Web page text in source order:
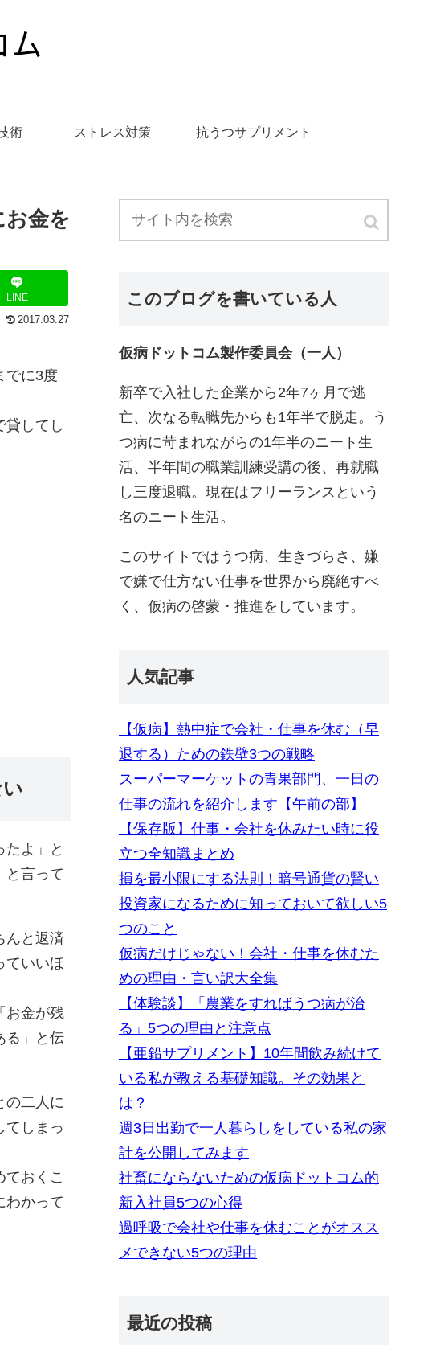
術 ストレス対策 抗うつサプリメント
お金を
LINE
2017.03.27
でに3度
してし
よ」と
と言って
んと返済
ていいほ
お金が残
る」と伝
の二人に
てしまっ
おくこ
わかって
このブログを書いている人
仮病ドットコム製作委員会（一人）
新卒で入社した企業から2年7ヶ月で逃
亡、次なる転職先からも1年半で脱走。う
つ病に苛まれながらの1年半のニート生
活、半年間の職業訓練受講の後、再就職
し三度退職。現在はフリーランスという
名のニート生活。
このサイトではうつ病、生きづらさ、嫌
で嫌で仕方ない仕事を世界から廃絶すべ
く、仮病の啓蒙・推進をしています。
人気記事
【仮病】熱中症で会社・仕事を休む（早
退する）ための鉄壁3つの戦略
スーパーマーケットの青果部門、一日の
仕事の流れを紹介します【午前の部】
【保存版】仕事・会社を休みたい時に役
立つ全知識まとめ
損を最小限にする法則！暗号通貨の賢い
投資家になるために知っておいて欲しい5
つのこと
仮病だけじゃない！会社・仕事を休むた
めの理由・言い訳大全集
【体験談】「農業をすればうつ病が治
る」5つの理由と注意点
【亜鉛サプリメント】10年間飲み続けて
いる私が教える基礎知識。その効果と
は？
週3日出勤で一人暮らしをしている私の家
計を公開してみます
社畜にならないための仮病ドットコム的
新入社員5つの心得
過呼吸で会社や仕事を休むことがオスス
メできない5つの理由
最近の投稿